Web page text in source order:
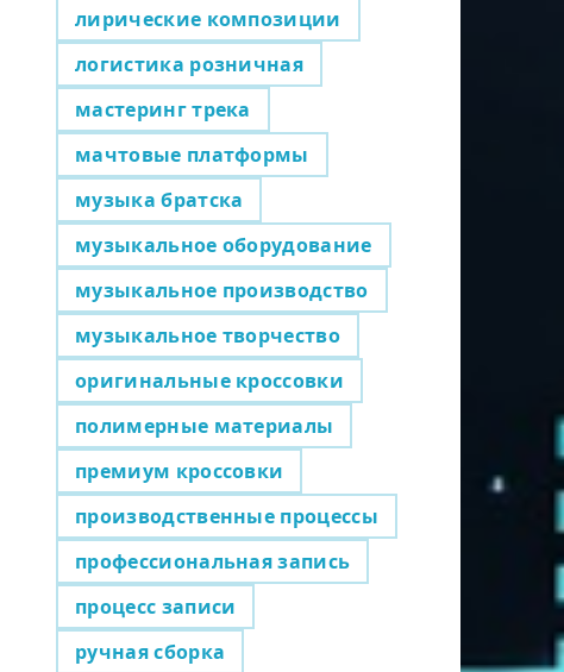
лирические композиции
логистика розничная
мастеринг трека
мачтовые платформы
музыка братска
музыкальное оборудование
музыкальное производство
музыкальное творчество
оригинальные кроссовки
полимерные материалы
премиум кроссовки
производственные процессы
профессиональная запись
процесс записи
ручная сборка